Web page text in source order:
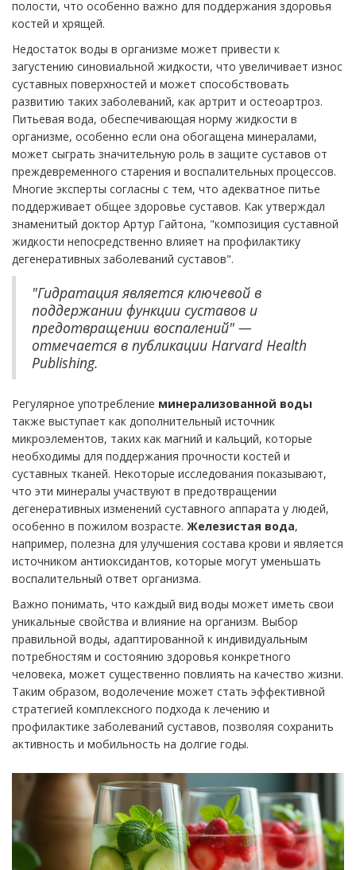
полости, что особенно важно для поддержания здоровья
костей и хрящей.
Недостаток воды в организме может привести к
загустению синовиальной жидкости, что увеличивает износ
суставных поверхностей и может способствовать
развитию таких заболеваний, как артрит и остеоартроз.
Питьевая вода, обеспечивающая норму жидкости в
организме, особенно если она обогащена минералами,
может сыграть значительную роль в защите суставов от
преждевременного старения и воспалительных процессов.
Многие эксперты согласны с тем, что адекватное питье
поддерживает общее здоровье суставов. Как утверждал
знаменитый доктор Артур Гайтона, "композиция суставной
жидкости непосредственно влияет на профилактику
дегенеративных заболеваний суставов".
"Гидратация является ключевой в
поддержании функции суставов и
предотвращении воспалений" —
отмечается в публикации Harvard Health
Publishing.
Регулярное употребление минерализованной воды
также выступает как дополнительный источник
микроэлементов, таких как магний и кальций, которые
необходимы для поддержания прочности костей и
суставных тканей. Некоторые исследования показывают,
что эти минералы участвуют в предотвращении
дегенеративных изменений суставного аппарата у людей,
особенно в пожилом возрасте. Железистая вода,
например, полезна для улучшения состава крови и является
источником антиоксидантов, которые могут уменьшать
воспалительный ответ организма.
Важно понимать, что каждый вид воды может иметь свои
уникальные свойства и влияние на организм. Выбор
правильной воды, адаптированной к индивидуальным
потребностям и состоянию здоровья конкретного
человека, может существенно повлиять на качество жизни.
Таким образом, водолечение может стать эффективной
стратегией комплексного подхода к лечению и
профилактике заболеваний суставов, позволяя сохранить
активность и мобильность на долгие годы.